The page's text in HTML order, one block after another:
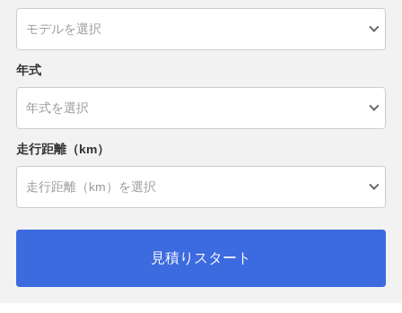
年式
走行距離（km）
見積りスタート